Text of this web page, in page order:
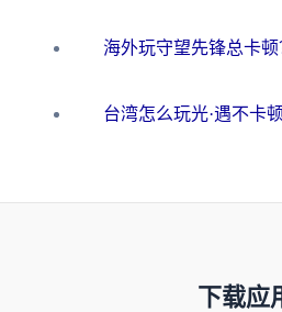
下载应